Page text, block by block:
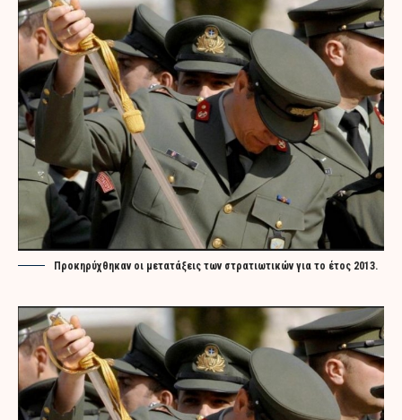
Προκηρύχθηκαν οι μετατάξεις των στρατιωτικών για το έτος 2013.